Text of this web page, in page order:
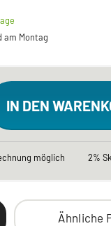
am Montag
IN DEN
möglich 2%
Ähnliche